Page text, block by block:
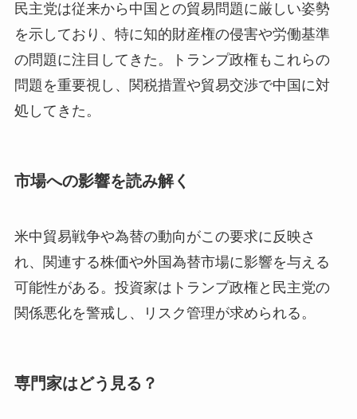
民主党は従来から中国との貿易問題に厳しい姿勢
を示しており、特に知的財産権の侵害や労働基準
の問題に注目してきた。トランプ政権もこれらの
問題を重要視し、関税措置や貿易交渉で中国に対
処してきた。
市場への影響を読み解く
米中貿易戦争や為替の動向がこの要求に反映さ
れ、関連する株価や外国為替市場に影響を与える
可能性がある。投資家はトランプ政権と民主党の
関係悪化を警戒し、リスク管理が求められる。
専門家はどう見る？